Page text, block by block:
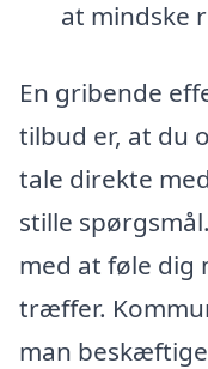
at mindske
En gribende
tilbud er, at du
tale direkte
stille
med at føle dig
træffer.
man